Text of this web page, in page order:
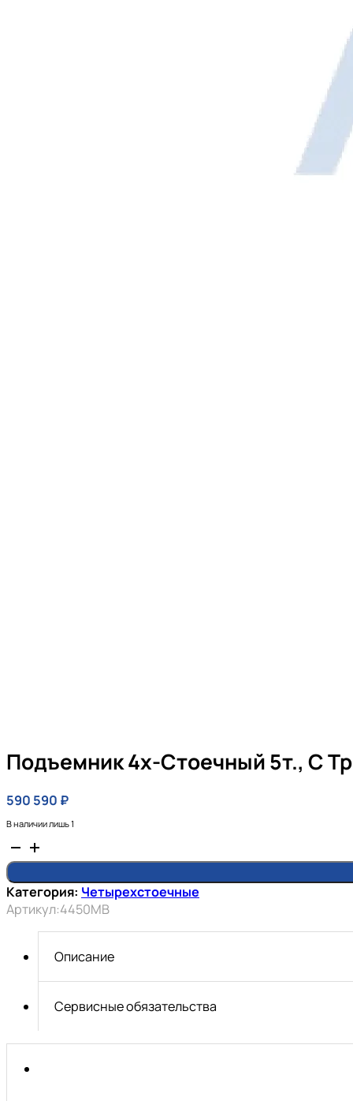
Подъемник 4х-Стоечный 5т., С
590 590 ₽
В наличии лишь 1
Количество
товара
Подъемник
4х-
стоечный
траверсой
3т,380В
для
NORDBERG
Категория: Четырехстоечные
Артикул:4450MB
Описание
Сервисные обязательства